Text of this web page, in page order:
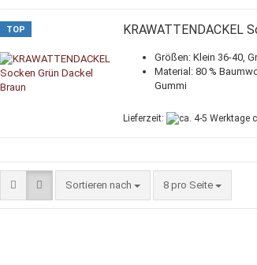
TOP KRAWATTENDACKEL
Größen: Klein 36-40,
Material: 80 %
Gummi
Lieferzeit:
Sortieren nach
Sortieren nach 8 pro Seite
pro Seite